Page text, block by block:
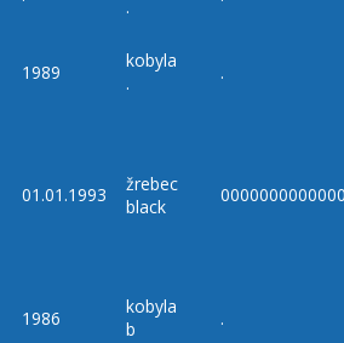
.
1989
kobyla
.
.
01.01.1993
žrebec
black
1986
kobyla
b
.